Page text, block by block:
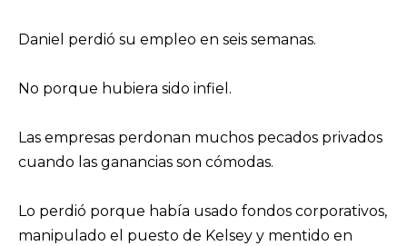
Daniel perdió su empleo en seis semanas.
No porque hubiera sido infiel.
Las empresas perdonan muchos pecados privados
cuando las ganancias son cómodas.
Lo perdió porque había usado fondos corporativos,
manipulado el puesto de Kelsey y mentido en